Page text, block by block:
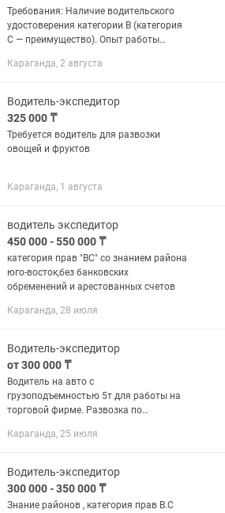
Требования: Наличие водительского
удостоверения категории B (категория
C — преимущество). Опыт работы
Хорошее знание правил дорожного
Караганда, 2 августа
Водитель-экспедитор
325 000 ₸
Требуется водитель для развозки
овощей и фруктов
Караганда, 1 августа
водитель экспедитор
450 000 - 550 000 ₸
категория прав "ВС" со знанием района
юго-восток,без банковских
обременений и арестованных счетов
Караганда, 28 июля
Водитель-экспедитор
от 300 000 ₸
Водитель на авто с
грузоподъемностью 5т для работы на
торговой фирме. Развозка по
разгрузочные работы и работа с
трудоустройство. Водительские
Караганда, 25 июля
Водитель-экспедитор
300 000 - 350 000 ₸
Знание районов , категория прав B.C